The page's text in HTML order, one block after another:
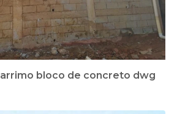
bloco de concreto dwg